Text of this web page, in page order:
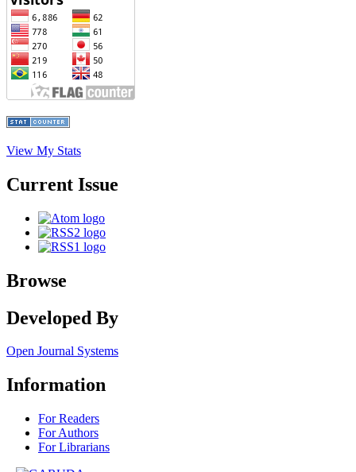
View My Stats
Current Issue
Browse
Developed By
Open Journal Systems
Information
For Readers
For Authors
For Librarians